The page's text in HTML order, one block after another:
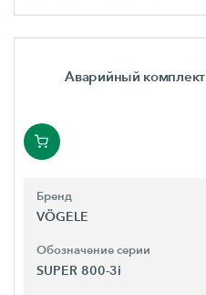
Аварийный комплект
Бренд
VÖGELE
Обозначение серии
SUPER 800-3i